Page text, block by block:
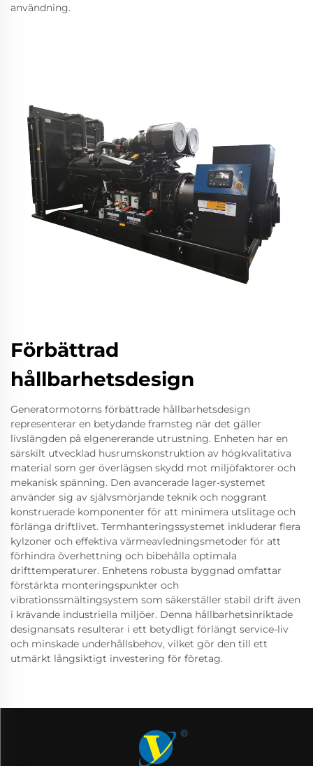
användning.
Förbättrad
hållbarhetsdesign
Generatormotorns förbättrade hållbarhetsdesign
representerar en betydande framsteg när det gäller
livslängden på elgenererande utrustning. Enheten har en
särskilt utvecklad husrumskonstruktion av högkvalitativa
material som ger överlägsen skydd mot miljöfaktorer och
mekanisk spänning. Den avancerade lager-systemet
använder sig av självsmörjande teknik och noggrant
konstruerade komponenter för att minimera utslitage och
förlänga driftlivet. Termhanteringssystemet inkluderar flera
kylzoner och effektiva värmeavledningsmetoder för att
förhindra överhettning och bibehålla optimala
drifttemperaturer. Enhetens robusta byggnad omfattar
förstärkta monteringspunkter och
vibrationssmältingsystem som säkerställer stabil drift även
i krävande industriella miljöer. Denna hållbarhetsinriktade
designansats resulterar i ett betydligt förlängt service-liv
och minskade underhållsbehov, vilket gör den till ett
utmärkt långsiktigt investering för företag.